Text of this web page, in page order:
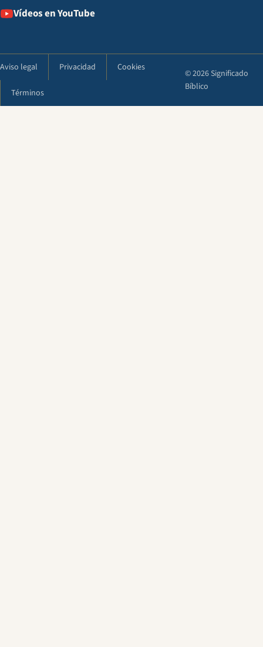
Vídeos en YouTube
Aviso legal Privacidad Cookies
Términos
© 2026 Significado
Bíblico